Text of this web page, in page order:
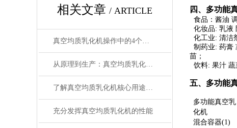
相关文章 / ARTICLE
真空均质乳化机操作中的4个常见误区，很多人都在犯
从原理到生产：真空均质乳化机在化妆品行业中的应用全解析
了解真空均质乳化机核心用途与使用要点
充分发挥真空均质乳化机的性能
四、 多功能
食品：酱油
化妆品: 乳液
化工业: 清洁
制药业: 药膏
苗；
饮料: 果汁 蔬
五、 多功能
多功能真空乳
化机
混合容器(1)